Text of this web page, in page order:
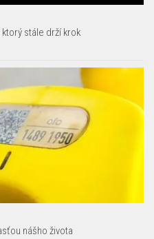
stále drží krok
nášho života